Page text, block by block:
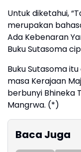
Untuk diketahui,
merupakan
Ada Kebenaran
Buku Sutasoma
Buku Sutasoma
masa Kerajaan
berbunyi Bhineka
Mangrwa. (*)
Baca Juga